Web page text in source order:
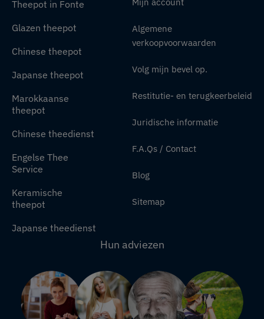
Theepot in Fonte
Glazen theepot
Chinese theepot
Japanse theepot
Marokkaanse
theepot
Chinese theedienst
Engelse Thee
Service
Keramische
theepot
Japanse theedienst
Mijn account
Algemene
verkoopvoorwaarden
Volg mijn bevel op.
Restitutie- en terugkeerbeleid
Juridische informatie
F.A.Qs / Contact
Blog
Sitemap
Hun adviezen